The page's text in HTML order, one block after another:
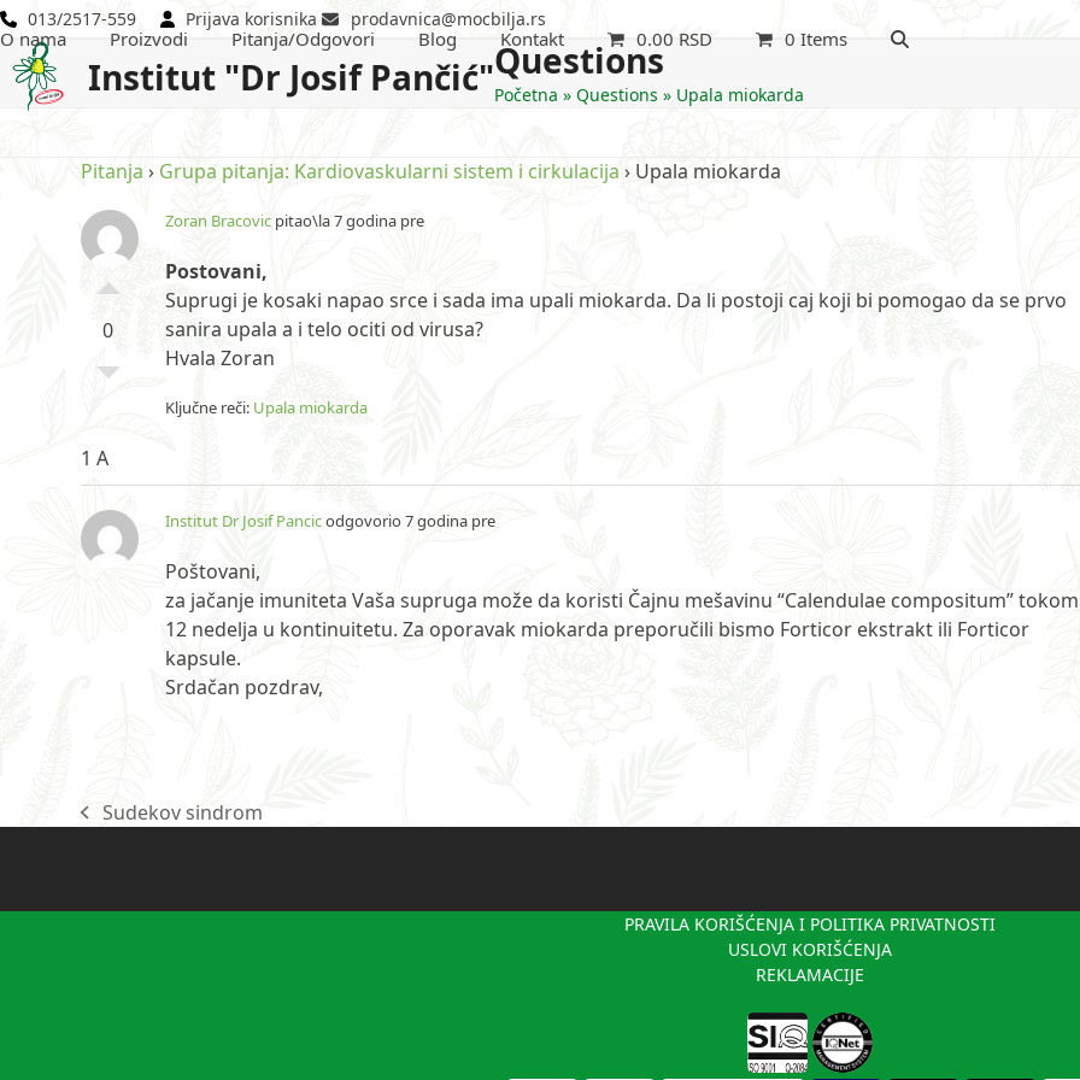
Skip
to
content
013/2517-559 Prijava korisnika prodavnica@mocbilja.rs
Institut "Dr Josif Pančić"
O nama Proizvodi Pitanja/Odgovori Blog Kontakt 0.00 RSD 0 Items
Questions
Početna » Questions » Upala miokarda
Pitanja › Grupa pitanja: Kardiovaskularni sistem i cirkulacija › Upala miokarda
0
Zoran Bracovic pitao\la 7 godina pre
Postovani,
Suprugi je kosaki napao srce i sada ima upali miokarda. Da li postoji caj koji bi pomogao da se prvo
sanira upala a i telo ociti od virusa?
Hvala Zoran
Ključne reči: Upala miokarda
1 A
Institut Dr Josif Pancicodgovorio 7 godina pre
Poštovani,
za jačanje imuniteta Vaša supruga može da koristi Čajnu mešavinu “Calendulae compositum”
12 nedelja u kontinuitetu. Za oporavak miokarda preporučili bismo Forticor ekstrakt ili Forticor
kapsule.
Srdačan pozdrav,
previous
Sudekov sindrom
PRAVILA KORIŠĆENJA I POLITIKA PRIVATNOSTI
USLOVI KORIŠĆENJA
REKLAMACIJE